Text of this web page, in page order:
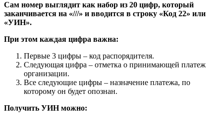
Сам номер выглядит как набор из 20 цифр, который
заканчивается на «///» и вводится в строку «Код 22» или
«УИН».
При этом каждая цифра важна:
Первые 3 цифры – код распорядителя.
Следующая цифра – отметка о принимающей платеж
организации.
Все следующие цифры – назначение платежа, по
которому он будет опознан.
Получить УИН можно: